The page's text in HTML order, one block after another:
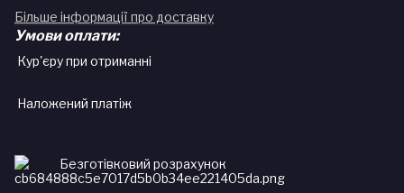
Більше інформації про доставку
Умови оплати:
Кур'єру при отриманні
Наложений платіж
Безготівковий розрахунок